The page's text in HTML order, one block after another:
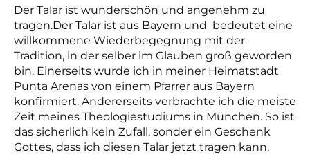
Der Talar ist wunderschön und angenehm zu
tragen.Der Talar ist aus Bayern und bedeutet eine
willkommene Wiederbegegnung mit der
Tradition, in der selber im Glauben groß geworden
bin. Einerseits wurde ich in meiner Heimatstadt
Punta Arenas von einem Pfarrer aus Bayern
konfirmiert. Andererseits verbrachte ich die meiste
Zeit meines Theologiestudiums in München. So ist
das sicherlich kein Zufall, sonder ein Geschenk
Gottes, dass ich diesen Talar jetzt tragen kann.